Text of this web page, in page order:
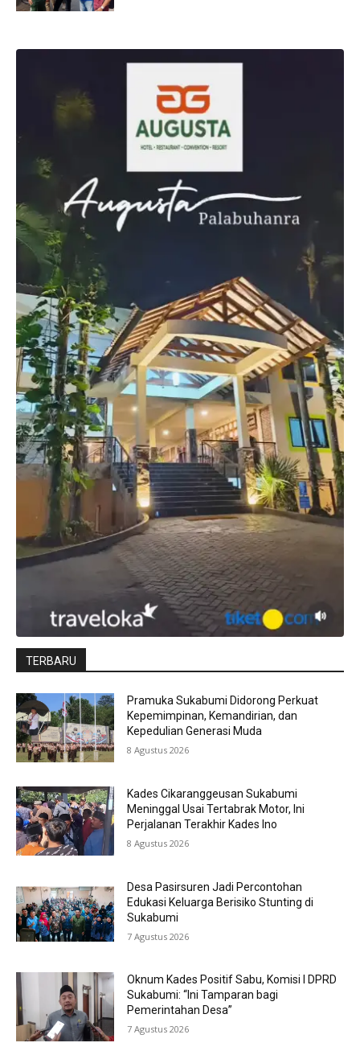
TERBARU
Pramuka Sukabumi Didorong Perkuat
Kepemimpinan, Kemandirian, dan
Kepedulian Generasi Muda
8 Agustus 2026
Kades Cikaranggeusan Sukabumi
Meninggal Usai Tertabrak Motor, Ini
Perjalanan Terakhir Kades Ino
8 Agustus 2026
Desa Pasirsuren Jadi Percontohan
Edukasi Keluarga Berisiko Stunting di
Sukabumi
7 Agustus 2026
Oknum Kades Positif Sabu, Komisi I DPRD
Sukabumi: “Ini Tamparan bagi
Pemerintahan Desa”
7 Agustus 2026